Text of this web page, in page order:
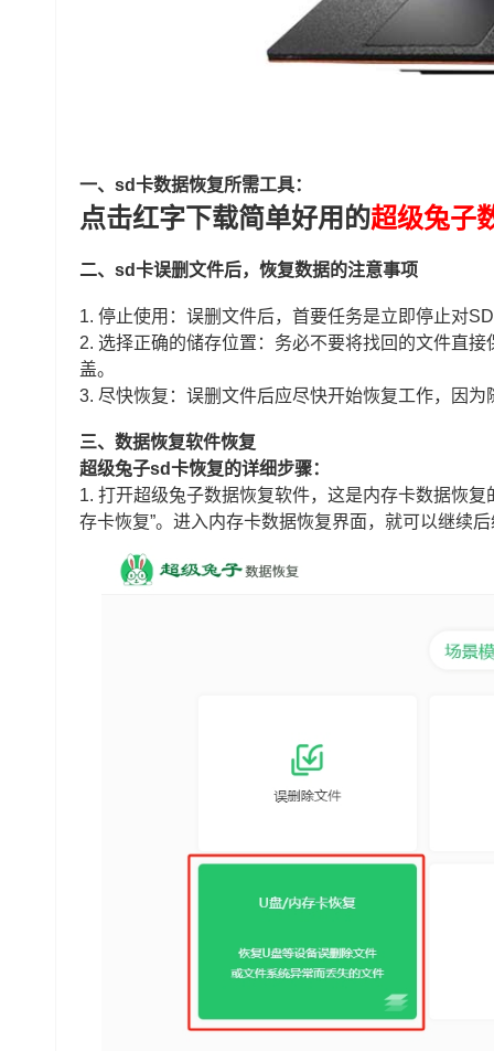
一、sd卡数据恢复所需工具：
点击红字下载简单好用的超级兔子
二、sd卡误删文件后，恢复数据的注意事项
1. 停止使用：误删文件后，首要任务是立即停止对
2. 选择正确的储存位置：务必不要将找回的文件直
盖。
3. 尽快恢复：误删文件后应尽快开始恢复工作，因
三、数据恢复软件恢复
超级兔子sd卡恢复的详细步骤：
1. 打开超级兔子数据恢复软件，这是内存卡数据恢
存卡恢复”。进入内存卡数据恢复界面，就可以继续